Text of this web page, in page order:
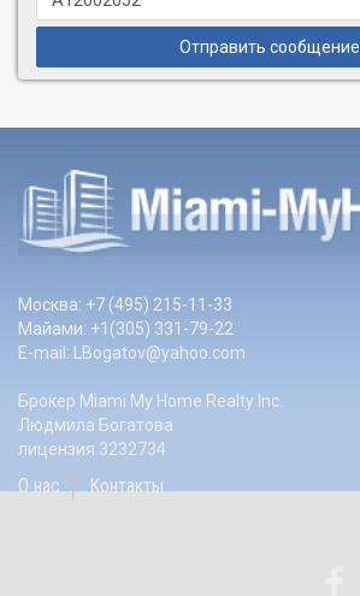
Отправить сообщение
Москва: +7 (495) 215-11-33
Майами: +1(305) 331-79-22
E-mail: LBogatov@yahoo.com
Брокер Miami My Home Realty Inc.
Людмила Богатова
лицензия 3232734
О нас Контакты